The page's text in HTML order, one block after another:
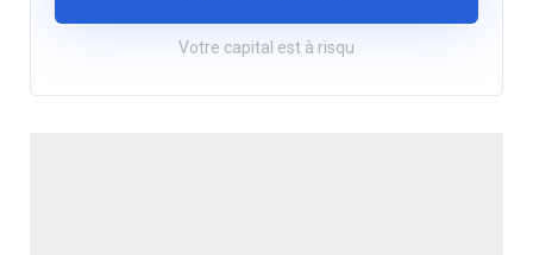
Votre capital est à risqu